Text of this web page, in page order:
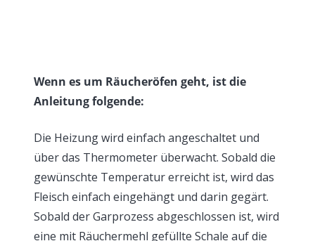
Wenn es um Räucheröfen geht, ist die
Anleitung folgende:
Die Heizung wird einfach angeschaltet und
über das Thermometer überwacht. Sobald die
gewünschte Temperatur erreicht ist, wird das
Fleisch einfach eingehängt und darin gegärt.
Sobald der Garprozess abgeschlossen ist, wird
eine mit Räuchermehl gefüllte Schale auf die